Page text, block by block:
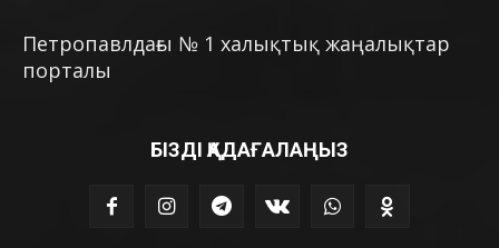
Петропавлдағы № 1 халықтық жаңалықтар
порталы
БІЗДІ ҚАДАҒАЛАҢЫЗ